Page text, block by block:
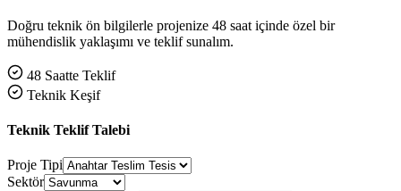
Doğru teknik ön bilgilerle projenize 48 saat içinde özel bir
mühendislik yaklaşımı ve teklif sunalım.
48 Saatte Teklif
Teknik Keşif
Teknik Teklif Talebi
Proje Tipi
Sektör